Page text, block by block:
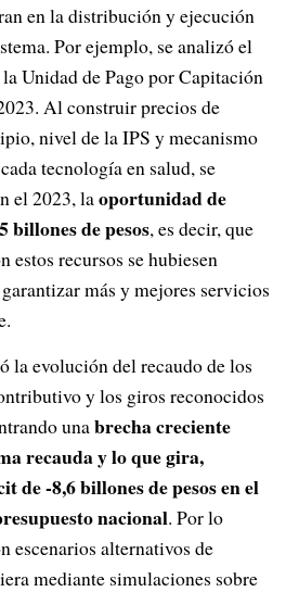
en la distribución y ejecución
Por ejemplo, se analizó el
Unidad de Pago por Capitación
Al construir precios de
nivel de la IPS y mecanismo
tecnología en salud, se
el 2023, laoportunidad de
billones de pesos, es decir, que
estos recursos se hubiesen
más y mejores servicios
la evolución del recaudo de los
y los giros reconocidos
unabrecha creciente
recauda y lo que gira,
de -8,6 billones de pesos en el
nacional. Por lo
escenarios alternativos de
mediante simulaciones sobre